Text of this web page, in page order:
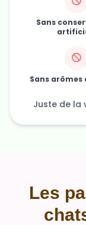
Sans
Sans
Juste de la
Les